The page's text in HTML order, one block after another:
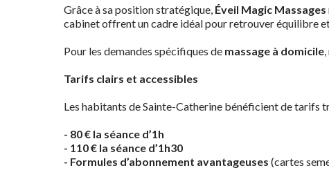
Grâce à sa position stratégique, Éveil Magic Massages
cabinet offrent un cadre idéal pour retrouver équilibre
Pour les demandes spécifiques de massage à domicile
Tarifs clairs et accessibles
Les habitants de Sainte-Catherine bénéficient de tarifs
- 80 € la séance d’1h
- 110 € la séance d’1h30
- Formules d’abonnement avantageuses (cartes